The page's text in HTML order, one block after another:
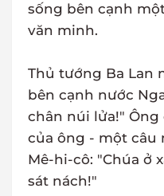
sống bên cạnh
văn minh.
Thủ tướng Ba Lan
bên cạnh nước
chân núi lửa!" Ông
của ông - một câu
Mê-hi-cô: "Chúa ở
sát nách!"